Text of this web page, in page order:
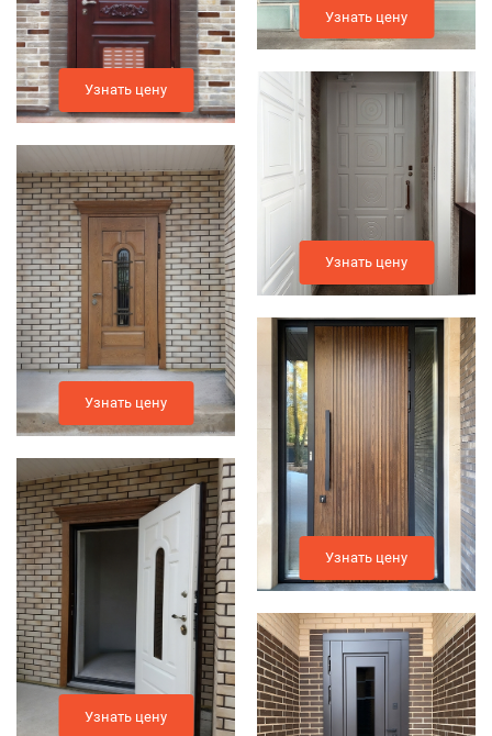
Узнать цену
Узнать цену
Узнать цену
Узнать цену
Узнать цену
Узнать цену